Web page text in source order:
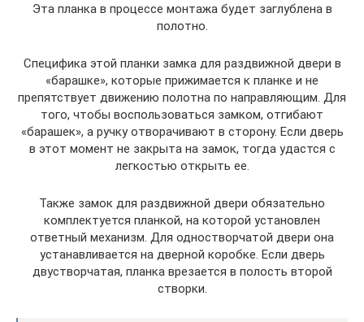
Эта планка в процессе монтажа будет заглублена в
полотно.
Специфика этой планки замка для раздвижной двери в
«барашке», которые прижимается к планке и не
препятствует движению полотна по направляющим. Для
того, чтобы воспользоваться замком, отгибают
«барашек», а ручку отворачивают в сторону. Если дверь
в этот момент не закрыта на замок, тогда удастся с
легкостью открыть ее.
Также замок для раздвижной двери обязательно
комплектуется планкой, на которой установлен
ответный механизм. Для одностворчатой двери она
устанавливается на дверной коробке. Если дверь
двустворчатая, планка врезается в полость второй
створки.